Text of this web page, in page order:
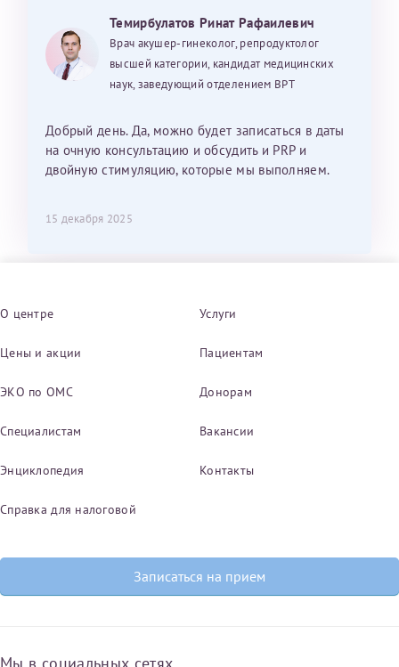
Темирбулатов Ринат Рафаилевич
Врач акушер-гинеколог, репродуктолог
высшей категории, кандидат медицинских
наук, заведующий отделением ВРТ
Добрый день. Да, можно будет записаться в даты
на очную консультацию и обсудить и PRP и
двойную стимуляцию, которые мы выполняем.
15 декабря 2025
О центре Услуги
Цены и акции Пациентам
ЭКО по ОМС Донорам
Специалистам Вакансии
Энциклопедия Контакты
Справка для налоговой
Записаться на прием
Мы в социальных сетях